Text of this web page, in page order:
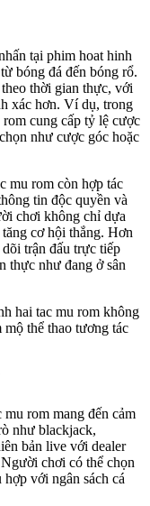
tại phim hoat hinh
bóng đá đến bóng rổ.
thời gian thực, với
xác hơn. Ví dụ, trong
cung cấp tỷ lệ cược
như cược góc hoặc
mu rom còn hợp tác
tin độc quyền và
chơi không chỉ dựa
cơ hội thắng. Hơn
trận đấu trực tiếp
thực như đang ở sân
hai tac mu rom không
thể thao tương tác
rom mang đến cảm
như blackjack,
bản live với dealer
chơi có thể chọn
với ngân sách cá